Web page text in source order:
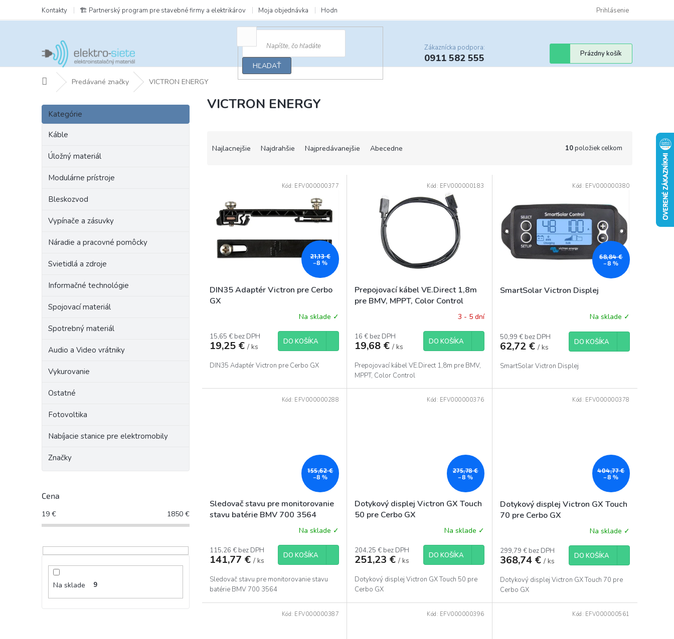
obsah
Kontakty 🏗️ Partnerský program pre stavebné firmy a elektrikárov Moja objednávka Hodnotenie obchodu Obchodné podmienky
Prihlásenie
HĽADAŤ
Zákaznícka podpora:
0911 582 555
Nákupný
košík
Prázdny košík
DomovPredávané značky VICTRON ENERGY
B
č
Preskočiť
kategórie
Kategórie
Káble
Úložný materiál
Modulárne prístroje
Bleskozvod
Vypínače a zásuvky
Náradie a pracovné pomôcky
Svietidlá a zdroje
Informačné technológie
Spojovací materiál
Spotrebný materiál
Audio a Video vrátniky
Vykurovanie
Ostatné
Fotovoltika
Nabíjacie stanice pre elektromobily
Značky
Cena
19 € 1850 €
Na sklade 9
VICTRON ENERGY
o
v
Najlacnejšie Najdrahšie Najpredávanejšie Abecedne 10položiek celkom
k
t
21,13 €
–8 %
DIN35 Adaptér Victron pre Cerbo
GX
Na sklade ✓
15,65 € bez DPH
19,25 € / ks
DO KOŠÍKA
DIN35 Adaptér Victron pre Cerbo GX
Kód: EFV000000377
Prepojovací kábel VE.Direct 1,8m
pre BMV, MPPT, Color Control
3 - 5 dní
16 € bez DPH
19,68 €/ ks
DO KOŠÍKA
Prepojovací kábel VE.Direct 1,8m pre BMV,
MPPT, Color Control
Kód: EFV000000183
68,84 €
–8 %
SmartSolar Victron Displej
Na sklade ✓
50,99 € bez DPH
62,72 € / ks
DO KOŠÍKA
SmartSolar Victron Displej
Kód: EFV000000380
155,62 €
–8 %
Sledovač stavu pre monitorovanie
stavu batérie BMV 700 3564
Na sklade ✓
115,26 € bez DPH
141,77 € / ks
DO KOŠÍKA
Sledovač stavu pre monitorovanie stavu
batérie BMV 700 3564
Kód: EFV000000288
275,78 €
–8 %
Dotykový displej Victron GX Touch
50 pre Cerbo GX
Na sklade ✓
204,25 € bez DPH
251,23 €/ ks
DO KOŠÍKA
Dotykový displej Victron GX Touch 50 pre
Cerbo GX
Kód: EFV000000376
404,77 €
–8 %
Dotykový displej Victron GX Touch
70 pre Cerbo GX
Na sklade ✓
299,79 € bez DPH
368,74 € / ks
DO KOŠÍKA
Dotykový displej Victron GX Touch 70 pre
Cerbo GX
Kód: EFV000000378
Kód: EFV000000387 Kód: EFV000000396 Kód: EFV000000561